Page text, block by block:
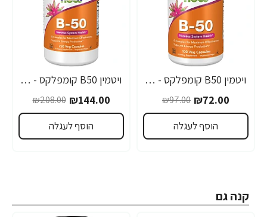
-26%
ויטמין B50 קומפלקס - 100 כמוסות מבית NOW FOODS
₪72.00
₪97.00
הוסף לעגלה
-31%
ויטמין B50 קומפלקס - 250 כמוסות מבית NOW FOODS
₪144.00
₪208.00
הוסף לעגלה
קנה גם